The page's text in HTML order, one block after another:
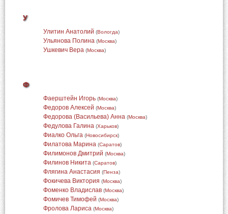
У
Улитин Анатолий (Вологда)
Ульянова Полина (Москва)
Ушкевич Вера (Москва)
Ф
Фаерштейн Игорь (Москва)
Федоров Алексей (Москва)
Федорова (Васильева) Анна (Москва)
Федулова Галина (Харьков)
Фиалко Ольга (Новосибирск)
Филатова Марина (Саратов)
Филимонов Дмитрий (Москва)
Филинов Никита (Саратов)
Флягина Анастасия (Пенза)
Фокичева Виктория (Москва)
Фоменко Владислав (Москва)
Фомичев Тимофей (Москва)
Фролова Лариса (Москва)